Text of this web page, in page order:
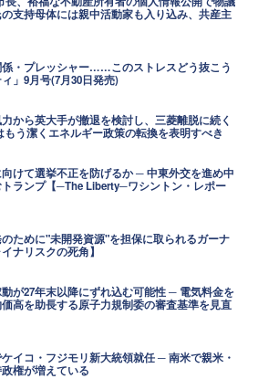
支持母体には親中活動家も入り込み、共産主
・プレッシャー……このストレスどう抜こう
ィ」9月号(7月30日発売)
から英大手が撤退を検討し、三菱離脱に続く
う潔くエネルギー政策の転換を表明すべき
けて選挙不正を防げるか ─ 中東外交を進め中
ランプ【─The Liberty─ワシントン・レポー
ために"未開発資源"を担保に取られるガーナ
ナリスクの死角】
が27年末以降にずれ込む可能性 ─ 電気料金を
高を助長する原子力規制委の審査基準を見直
イコ・フジモリ新大統領就任 ─ 南米で親米・
権が増えている